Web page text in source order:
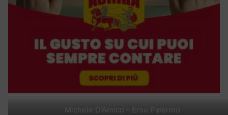
Michele D'Amico - Ersu Palermo